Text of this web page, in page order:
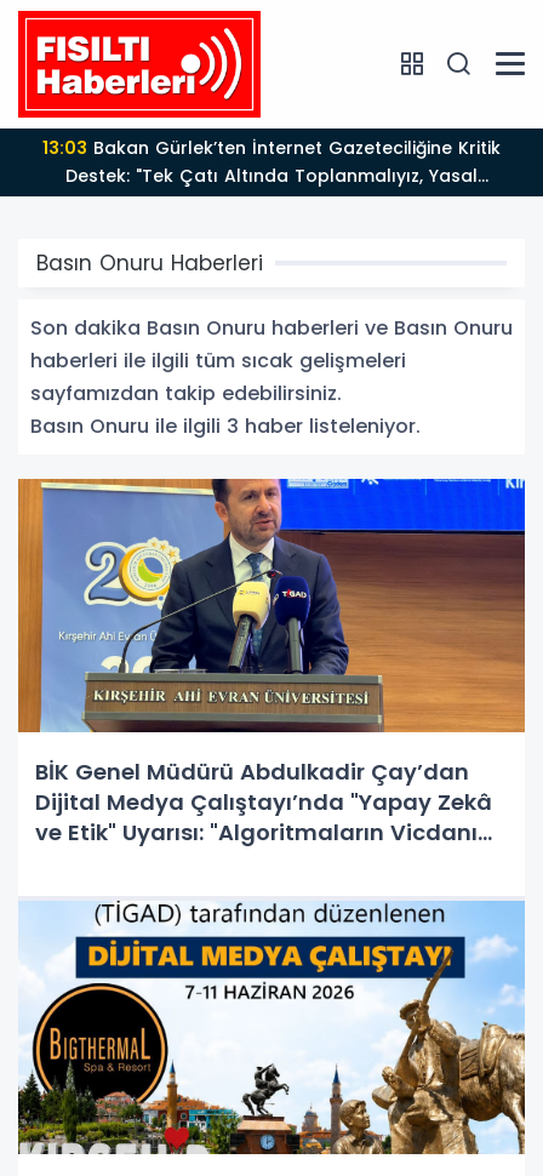
13:03
Destek: "Tek Çatı Altında Toplanmalıyız, Yasal
Düzenlemeye Hazırız"
Basın Onuru Haberleri
Son dakika Basın Onuru haberleri ve Basın Onuru
haberleri ile ilgili tüm sıcak gelişmeleri
sayfamızdan takip edebilirsiniz.
Basın Onuru ile ilgili 3 haber listeleniyor.
BİK Genel Müdürü Abdulkadir Çay’dan
Dijital Medya Çalıştayı’nda "Yapay Zekâ
ve Etik" Uyarısı: "Algoritmaların Vicdanı